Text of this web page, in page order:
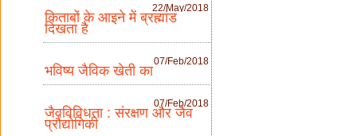
22/May/2018
किताबों के आइने में ब्रह्मांड
दिखता है
07/Feb/2018
भविष्य जैविक खेती का
07/Feb/2018
जैवविविधता : संरक्षण और जैव
प्रौद्योगिकी